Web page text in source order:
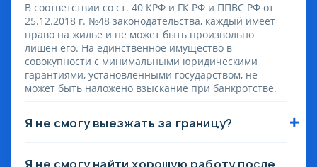
В соответствии со ст. 40 КРФ и ГК РФ и ППВС РФ от
25.12.2018 г. №48 законодательства, каждый имеет
право на жилье и не может быть произвольно
лишен его. На единственное имущество в
совокупности с минимальными юридическими
гарантиями, установленными государством, не
может быть наложено взыскание при банкротстве.
Я не смогу выезжать за границу?